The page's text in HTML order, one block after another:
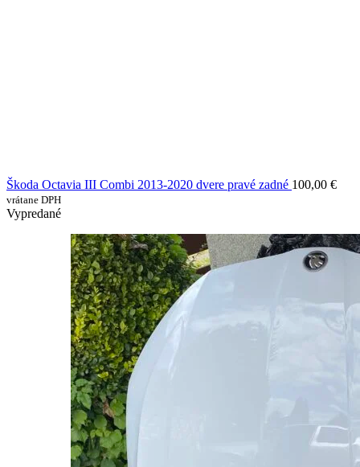
Škoda Octavia III Combi 2013-2020 dvere pravé zadné 100,00 €
vrátane DPH
Vypredané